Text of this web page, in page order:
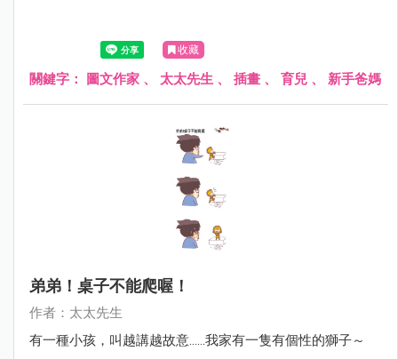
收藏
關鍵字： 圖文作家 、 太太先生 、 插畫 、 育兒 、 新手爸媽
弟弟！桌子不能爬喔！
作者：太太先生
有一種小孩，叫越講越故意......我家有一隻有個性的獅子～